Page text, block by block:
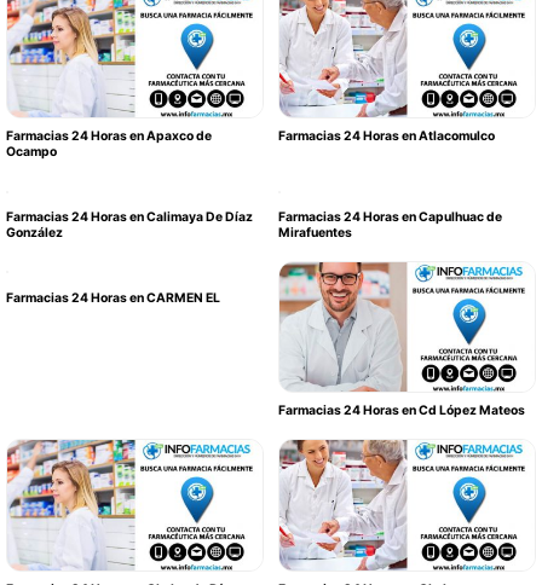
Farmacias 24 Horas en Apaxco de
Ocampo
Farmacias 24 Horas en Atlacomulco
Farmacias 24 Horas en Calimaya De Díaz
González
Farmacias 24 Horas en Capulhuac de
Mirafuentes
Farmacias 24 Horas en CARMEN EL
Farmacias 24 Horas en Cd López Mateos